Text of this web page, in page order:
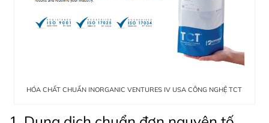
HÓA CHẤT CHUẨN INORGANIC VENTURES IV USA CÔNG NGHỆ TCT